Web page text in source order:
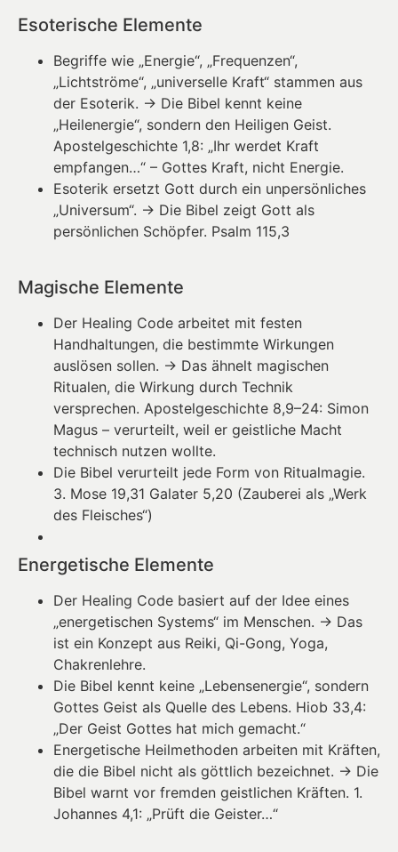
Esoterische Elemente
Begriffe wie „Energie“, „Frequenzen“,
„Lichtströme“, „universelle Kraft“ stammen aus
der Esoterik. → Die Bibel kennt keine
„Heilenergie“, sondern den Heiligen Geist.
Apostelgeschichte 1,8: „Ihr werdet Kraft
empfangen…“ – Gottes Kraft, nicht Energie.
Esoterik ersetzt Gott durch ein unpersönliches
„Universum“. → Die Bibel zeigt Gott als
persönlichen Schöpfer. Psalm 115,3
Magische Elemente
Der Healing Code arbeitet mit festen
Handhaltungen, die bestimmte Wirkungen
auslösen sollen. → Das ähnelt magischen
Ritualen, die Wirkung durch Technik
versprechen. Apostelgeschichte 8,9–24: Simon
Magus – verurteilt, weil er geistliche Macht
technisch nutzen wollte.
Die Bibel verurteilt jede Form von Ritualmagie.
3. Mose 19,31 Galater 5,20 (Zauberei als „Werk
des Fleisches“)
Energetische Elemente
Der Healing Code basiert auf der Idee eines
„energetischen Systems“ im Menschen. → Das
ist ein Konzept aus Reiki, Qi-Gong, Yoga,
Chakrenlehre.
Die Bibel kennt keine „Lebensenergie“, sondern
Gottes Geist als Quelle des Lebens. Hiob 33,4:
„Der Geist Gottes hat mich gemacht.“
Energetische Heilmethoden arbeiten mit Kräften,
die die Bibel nicht als göttlich bezeichnet. → Die
Bibel warnt vor fremden geistlichen Kräften. 1.
Johannes 4,1: „Prüft die Geister…“